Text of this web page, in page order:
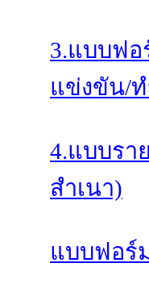
3.แบบฟอ
แข่งขัน/
4.แบบรา
สำเนา)
แบบฟอร์